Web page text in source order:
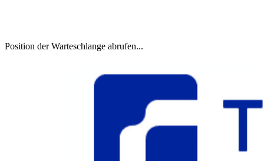
Position der Warteschlange abrufen...